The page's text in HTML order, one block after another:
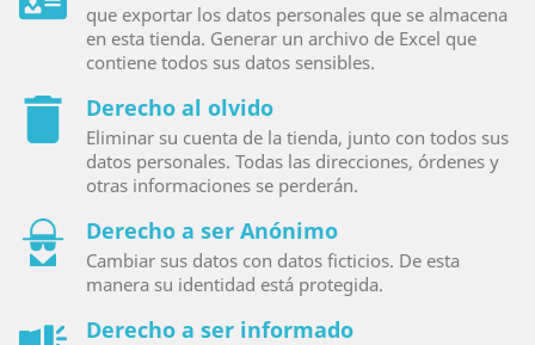
que exportar los datos personales que se almacena
en esta tienda. Generar un archivo de Excel que
contiene todos sus datos sensibles.
Derecho al olvido
Eliminar su cuenta de la tienda, junto con todos sus
datos personales. Todas las direcciones, órdenes y
otras informaciones se perderán.
Derecho a ser Anónimo
Cambiar sus datos con datos ficticios. De esta
manera su identidad está protegida.
Derecho a ser informado